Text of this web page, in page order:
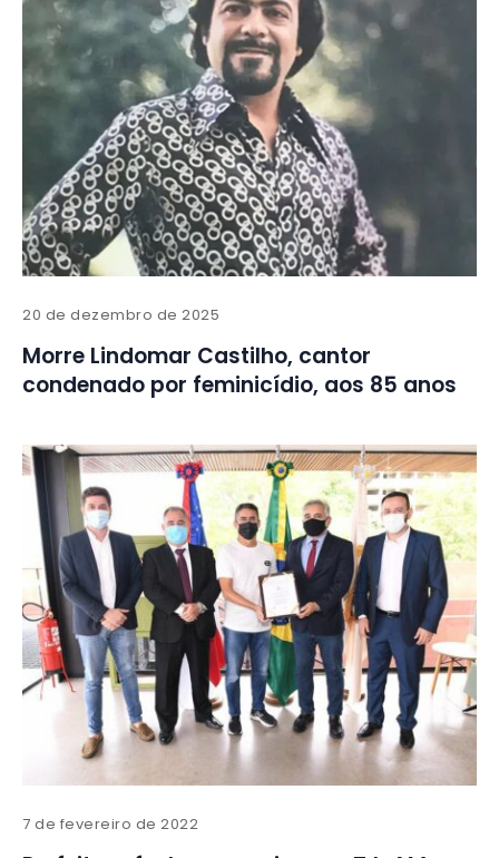
20 de dezembro de 2025
Morre Lindomar Castilho, cantor
condenado por feminicídio, aos 85 anos
7 de fevereiro de 2022